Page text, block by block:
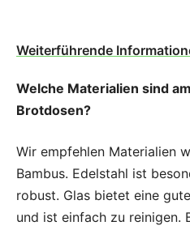
Weiterführende
Welche Materialien sind
Brotdosen?
Wir empfehlen Materialien
Bambus. Edelstahl ist
robust. Glas bietet eine
und ist einfach zu reinigen.